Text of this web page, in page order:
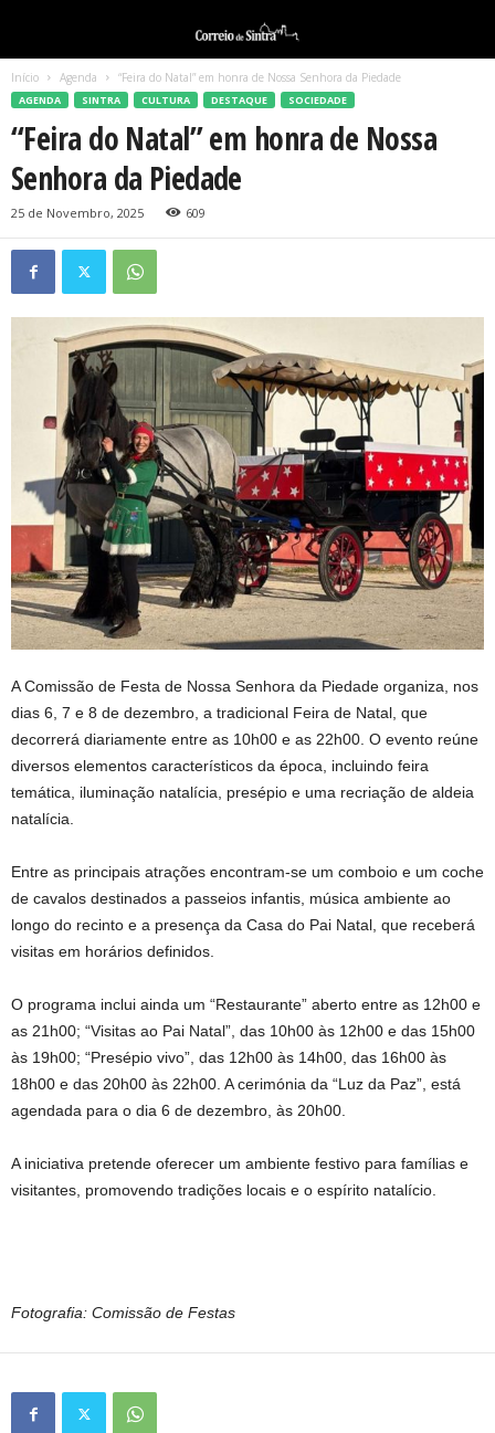
Início Agenda “Feira do Natal” em honra de Nossa Senhora da Piedade
AGENDA SINTRA CULTURA DESTAQUE SOCIEDADE
“Feira do Natal” em honra de Nossa
Senhora da Piedade
25 de Novembro, 2025 609
A Comissão de Festa de Nossa Senhora da Piedade organiza, nos
dias 6, 7 e 8 de dezembro, a tradicional Feira de Natal, que
decorrerá diariamente entre as 10h00 e as 22h00. O evento reúne
diversos elementos característicos da época, incluindo feira
temática, iluminação natalícia, presépio e uma recriação de aldeia
natalícia.
Entre as principais atrações encontram-se um comboio e um coche
de cavalos destinados a passeios infantis, música ambiente ao
longo do recinto e a presença da Casa do Pai Natal, que receberá
visitas em horários definidos.
O programa inclui ainda um “Restaurante” aberto entre as 12h00 e
as 21h00; “Visitas ao Pai Natal”, das 10h00 às 12h00 e das 15h00
às 19h00; “Presépio vivo”, das 12h00 às 14h00, das 16h00 às
18h00 e das 20h00 às 22h00. A cerimónia da “Luz da Paz”, está
agendada para o dia 6 de dezembro, às 20h00.
A iniciativa pretende oferecer um ambiente festivo para famílias e
visitantes, promovendo tradições locais e o espírito natalício.
Fotografia: Comissão de Festas